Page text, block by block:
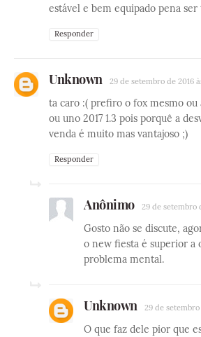
estável e bem equipado pena ser
Responder
Unknown 29 de setembro de 2016
ta caro :( prefiro o fox mesmo
ou uno 2017 1.3 pois porquê a
venda é muito mas vantajoso ;)
Responder
Anônimo 29 de setembro
Gosto não se discute,
o new fiesta é superior a
problema mental.
Unknown 29 de setembro
O que faz dele pior que